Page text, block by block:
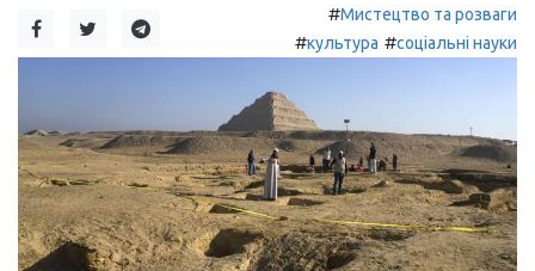
#Мистецтво та розваги
#культура #соціальні науки